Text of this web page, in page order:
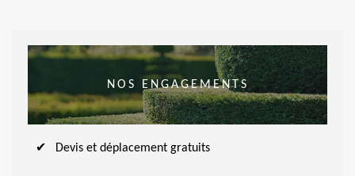
NOS ENGAGEMENTS
Devis et déplacement gratuits